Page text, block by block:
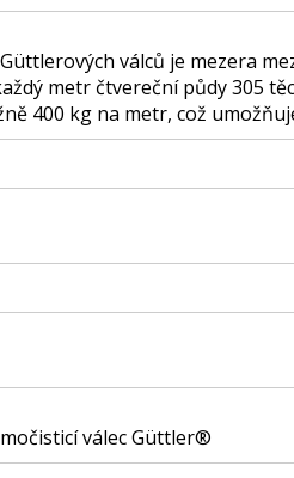
válců je mezera
metr čtvereční půdy 305
400 kg na metr, což
válec Güttler®